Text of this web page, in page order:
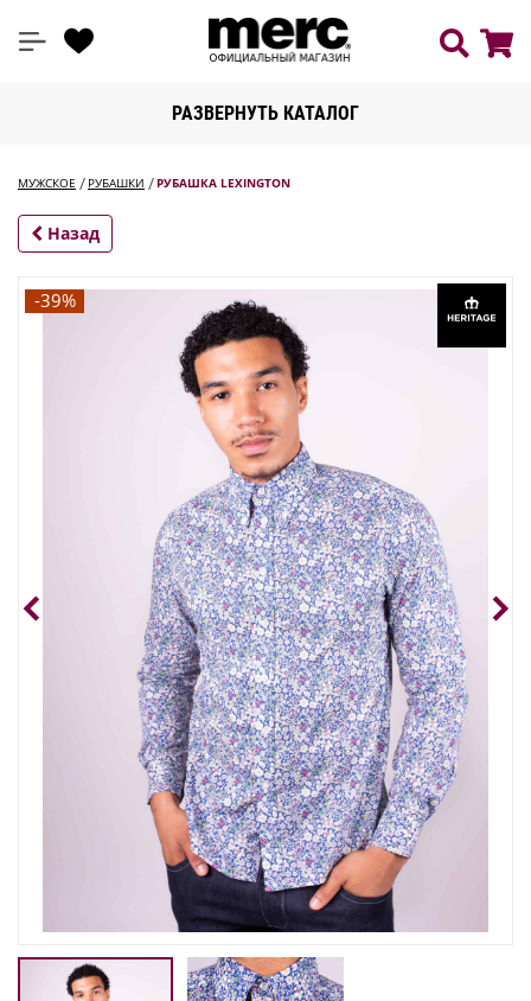
РАЗВЕРНУТЬ КАТАЛОГ
МУЖСКОЕ РУБАШКИ РУБАШКА LEXINGTON
Назад
-39%